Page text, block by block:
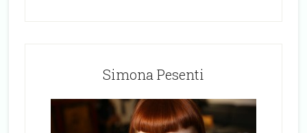
Simona Pesenti